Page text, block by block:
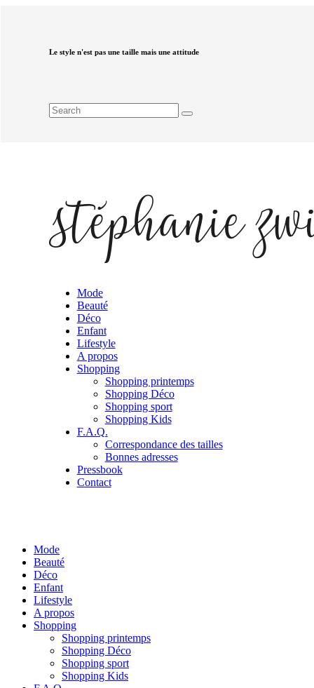
Le style n'est pas une taille mais une attitude
Mode
Beauté
Déco
Enfant
Lifestyle
A propos
Shopping
Shopping printemps
Shopping Déco
Shopping sport
Shopping Kids
F.A.Q.
Correspondance des tailles
Bonnes adresses
Pressbook
Contact
Mode
Beauté
Déco
Enfant
Lifestyle
A propos
Shopping
Shopping printemps
Shopping Déco
Shopping sport
Shopping Kids